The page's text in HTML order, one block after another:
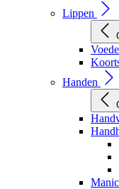
Lippen
Handen